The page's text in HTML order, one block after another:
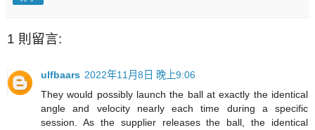
1 則留言:
ulfbaars 2022年11月8日 晚上9:06
They would possibly launch the ball at exactly the identical
angle and velocity nearly each time during a specific
session. As the supplier releases the ball, the identical